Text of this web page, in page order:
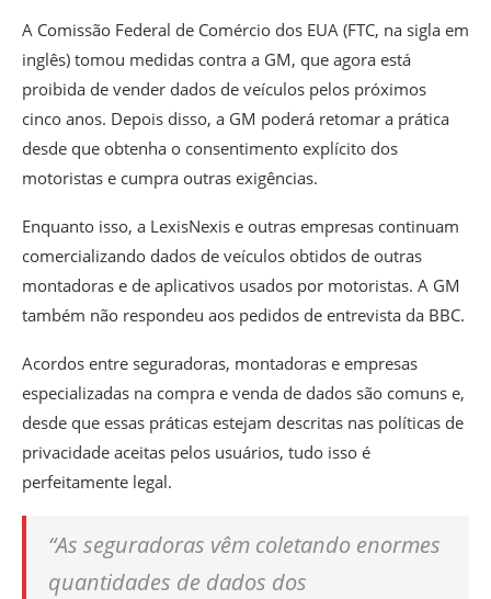
A Comissão Federal de Comércio dos EUA (FTC, na sigla em
inglês) tomou medidas contra a GM, que agora está
proibida de vender dados de veículos pelos próximos
cinco anos. Depois disso, a GM poderá retomar a prática
desde que obtenha o consentimento explícito dos
motoristas e cumpra outras exigências.
Enquanto isso, a LexisNexis e outras empresas continuam
comercializando dados de veículos obtidos de outras
montadoras e de aplicativos usados por motoristas. A GM
também não respondeu aos pedidos de entrevista da BBC.
Acordos entre seguradoras, montadoras e empresas
especializadas na compra e venda de dados são comuns e,
desde que essas práticas estejam descritas nas políticas de
privacidade aceitas pelos usuários, tudo isso é
perfeitamente legal.
“As seguradoras vêm coletando enormes
quantidades de dados dos